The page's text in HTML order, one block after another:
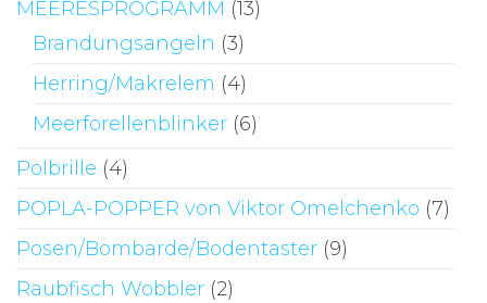
MEERESPROGRAMM (13)
Brandungsangeln (3)
Herring/Makrelem (4)
Meerforellenblinker (6)
Polbrille (4)
POPLA-POPPER von Viktor Omelchenko (7)
Posen/Bombarde/Bodentaster (9)
Raubfisch Wobbler (2)